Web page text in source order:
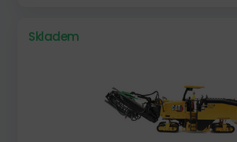
Skladem